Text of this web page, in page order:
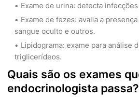
Exame de urina: detecta
Exame de fezes: avalia a
sangue oculto e outros.
Lipidograma: exame para análise
triglicerídeos.
Quais são os exames
endocrinologista passa?